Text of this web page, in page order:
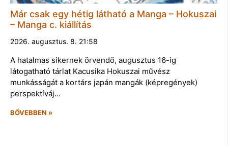
Már csak egy hétig látható a Manga – Hokuszai
– Manga c. kiállítás
2026. augusztus. 8. 21:58
A hatalmas sikernek örvendő, augusztus 16-ig
látogatható tárlat Kacusika Hokuszai művész
munkásságát a kortárs japán mangák (képregények)
perspektíváj…
BŐVEBBEN »